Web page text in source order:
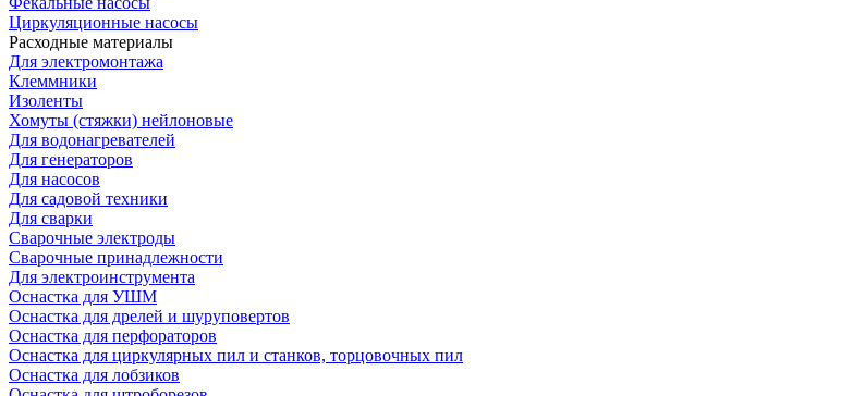
Циркуляционные насосы
Расходные материалы
Для электромонтажа
Клеммники
Изоленты
Хомуты (стяжки) нейлоновые
Для водонагревателей
Для генераторов
Для насосов
Для садовой техники
Для сварки
Сварочные электроды
Сварочные принадлежности
Для электроинструмента
Оснастка для УШМ
Оснастка для дрелей и шуруповертов
Оснастка для перфораторов
Оснастка для циркулярных пил и станков, торцовочных пил
Оснастка для лобзиков